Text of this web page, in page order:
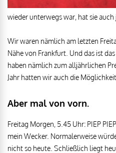
wieder unterwegs war, hat sie auch
Wir waren nämlich am letzten
Nähe von Frankfurt. Und das ist
haben nämlich zum alljährlichen
Jahr hatten wir auch die
Aber mal von vorn.
Freitag Morgen, 5.45 Uhr: PIEP
mein Wecker. Normalerweise
nicht so heute. Schließlich liegt